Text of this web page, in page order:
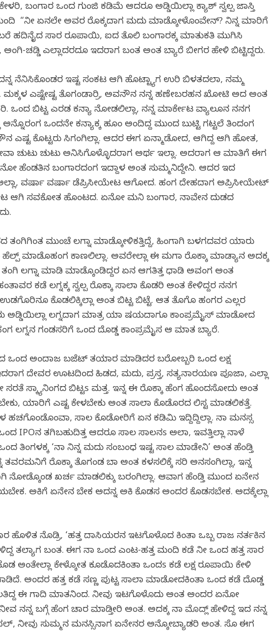
ಬಂಗಾರ ಒಂದ ಗುಂಜಿ ಕಡಿಮೆ ಆದರೂ ಅಡ್ಡಿಯಿಲ್ಲಾ ಕ್ಯಾಶ್ ಸ್ವಲ್ಪ ಜಾಸ್ತಿ
“ನೀ ಏನಲೇ ಅವರ ರೊಕ್ಕದಾಗ ಮದುವಿ ಮಾಡ್ಕೋಳೊಂವೇನ್? ನಿನ್ನ ಮಾರಿಗೆ
ಹದಿನೈದ ಸಾವಿರ ರೂಪಾಯಿ, ಐದ ತೊಲಿ ಬಂಗಾರಕ್ಕ ಮಾತುಕತಿ ಮುಗಿಸಿ
ಚಡ್ಡಿ ಎಲ್ಲಾದರದೂ ಇದರಾಗ ಬಂತ ಅಂತ ಬ್ಯಾರೆ ಬೀಗರ ಹೇಳಿ ಬಿಟ್ಟಿದ್ದರು.
ನೆನಿಸಿಕೊಂಡರ ಇಷ್ಟ ಸಂಕಟ ಆಗಿ ಹೊಟ್ಟ್ಯಾಗ ಉರಿ ಬಿಳತದಲಾ, ನಮ್ಮ
ಮಕ್ಕಳ ಎಷ್ಟೇಷ್ಟ ತೊಗಂಡಾರ್ರಿ, ಅವನೌನ ನನ್ನ ಹಣೇಬರಹನ ಖೋಟಿ ಅದ ಅಂತ
ಒಂದ ಬಿಟ್ಟ ಎರಡ ಕನ್ಯಾ ನೋಡಲಿಲ್ಲಾ, ನನ್ನ ಮಾರ್ಕೇಟ ವ್ಯಾಲೂನ ನನಗ
ಅನ್ನೊರಂಗ ಒಂದನೇ ಕನ್ಯಾಕ್ಕ ಹೂಂ ಅಂದಿದ್ದ ಮುಂದ ಬುಟ್ಟಿ ಗಟ್ಟಲೆ ತಿಂದಂಗ
ಎಷ್ಟ ಕೊಟ್ಟರು ಸಿಗಂಗಿಲ್ಲಾ. ಆದರ ಈಗ ಏನ್ಮಾಡೋದ, ಆಗಿದ್ದ ಆಗಿ ಹೋತ,
ಚುಟು ಚುಟು ಅನಿಸಿಗೊಳ್ಳೊದರಾಗ ಅರ್ಥ ಇಲ್ಲಾ. ಅದರಾಗ ಆ ಮಾತಿಗೆ ಈಗ
ಹೆಂಡತಿನ ಬಂಗಾರದಂಗ ಇದ್ದಾಳ ಅಂತ ಸುಮ್ಮನಿದ್ದೇನಿ. ಆದರ ಇದ
ವರ್ಷಾ ವರ್ಷಾ ಡೆಪ್ರಿಸೀಯೇಟ ಆಗೋದ. ಹಂಗ ದೇಹದಾಗ ಅಪ್ರಿಸೀಯೇಟ್
ಆಗಿ ಸವಕೋತ ಹೊಂಟದ. ಏನೋ ಮನಿ ಬಂಗಾರ, ನಾವೇನ ದುಡದ
ತಂಗಿಗಿಂತ ಮುಂಚೆ ಲಗ್ನಾ ಮಾಡ್ಕೋಳಿಕತ್ತಿದ್ದೆ, ಹಿಂಗಾಗಿ ಬಳಗದವರ ಯಾರು
ಮಾಡೊಹಂಗ ಕಾಣಲಿಲ್ಲಾ. ಅವರೇಲ್ಲಾ ಈ ಮಗಾ ರೊಕ್ಕಾ ಮಾಡ್ಯಾನ ಅದಕ್ಕ
ತಂಗಿ ಲಗ್ನಾ ಮಾಡಿ ಮಾಡ್ಕೊಂಡಿದ್ದರ ಏನ ಆಗತಿತ್ತ ಧಾಡಿ ಅವಂಗ ಅಂತ
ಕಡೆ ಲಗ್ನಕ್ಕ ಸ್ವಲ್ಪ ರೊಕ್ಕಾ ಸಾಲಾ ಕೊಡರಿ ಅಂತ ಕೇಳಿದ್ದರ ನನಗ
ಕೊಡಲಿಕ್ಕಿಲ್ಲಾ ಅಂತ ಬಿಟ್ಟ ಬಿಟ್ಟೆ. ಆತ ತೊಗೊ ಹಂಗರ ಎಲ್ಲರ
ಅಡ್ಡಿಯಿಲ್ಲಾ ಲಗ್ನದಾಗ ಮಾತ್ರ ಯಾ ವಿಷಯದಾಗೂ ಕಾಂಪ್ರಮೈಸ್ ಮಾಡೋದ
ಲಗ್ನನ ಗಂಡಸರಿಗೆ ಒಂದ ದೊಡ್ಡ ಕಾಂಪ್ರಮೈಸ ಆ ಮಾತ ಬ್ಯಾರೆ.
ಒಂದ ಅಂದಾಜ ಬಜೆಟ್ ತಯಾರ ಮಾಡಿದರ ಬರೋಬ್ಬರಿ ಒಂದ ಲಕ್ಷ
ದೇವರ ಊಟದಿಂದ ಹಿಡದ, ಮದುವಿ, ಪ್ರಸ್ತ, ಸತ್ಯನಾರಯಣ ಪೂಜಾ, ಎಲ್ಲಾ
ಸ್ಕ್ಯಾನಿಂಗದ ಬಿಟ್ಟs ಮತ್ತ. ಇನ್ನ ಈ ರೊಕ್ಕಾ ಹೆಂಗ ಹೊಂದಸೋದು ಅಂತ
ಯಾರಿಗೆ ಎಷ್ಟ ಕೇಳಬೇಕು ಅಂತ ಸಾಲಾ ಕೊಡೊರದ ಲಿಸ್ಟ ಮಾಡಲಿಕತ್ತೆ.
ಹಚಗೊಂಡೊಂವಾ, ಸಾಲ ಕೊಡೋರಿಗೆ ಏನ ಕಡಿಮಿ ಇದ್ದಿದ್ದಿಲ್ಲಾ. ನಾ ಮನಸ್ಸ
IPOನ ತಗಿಬಹುದಿತ್ತ ಆದರೂ ಸಾಲ ಸಾಲನs ಅಲಾ, ಇವತ್ತಿಲ್ಲಾ ನಾಳೆ
ತಿಂಗಳಕ್ಕ ‘ನಾ ನಿನ್ನ ಮದುವಿ ಸಂಬಂಧ ಇಷ್ಟ ಸಾಲ ಮಾಡೇನಿ’ ಅಂತ ಹೆಂಡ್ತಿ
ತವರಮನಿಗೆ ರೊಕ್ಕಾ ತೊಗಂಡ ಬಾ ಅಂತ ಕಳಸಲಿಕ್ಕೆ ಸರಿ ಅನಸಂಗಿಲ್ಲಾ, ಇನ್ನ
ನೋಡ್ಕೊಂಡ ಖರ್ಚ ಮಾಡಲಿಕ್ಕು ಬರಂಗಿಲ್ಲಾ. ಆವಾಗ ಹೆಂಡ್ತಿ ಮುಂದ ಏನೇನ
ಅಕಿಗೆ ಏನೇನ ಬೇಕ ಅದನ್ನ ಅಕಿ ಕೊಡಸ ಅಂದರ ಕೊಡಸಬೇಕ. ಅದಕ್ಕೆಲ್ಲಾ
ಹೊಳಿತ ನೊಡ್ರಿ, ‘ಹತ್ತ ದಾಸಿಯರನ ಇಟಗೊಳೊದ ಕಿಂತಾ ಒಬ್ಬ ರಾಜ ನರ್ತಕಿನ
ತಲ್ಯಾಗ ಬಂತ. ಈಗ ನಾ ಒಂದ ಎಂಟ-ಹತ್ತ ಮಂದಿ ಕಡೆ ನೀ ಒಂದ ಹತ್ತ ಸಾವಿರ
ಅಂತೇಲ್ಲಾ ಕೇಳ್ಕೋತ ಕೂಡೊದಕಿಂತಾ ಒಂದs ಕಡೆ ಲಕ್ಷ ರೂಪಾಯಿ ಕೇಳಿ
ಅಂದರ ಹತ್ತ ಕಡೆ ಸಣ್ಣ ಪುಟ್ಟ ಸಾಲಾ ಮಾಡೋದಕಿಂತಾ ಒಂದ ಕಡೆ ದೊಡ್ಡ
ಈ ಗಾದಿ ಮಾತನಿಂದ. ನೀವು ಇಟಗೊಳೊದು ಅಂತ ಅಂದರ ಏನೋ
ನನ್ನ ಬಗ್ಗೆ ಹೆಂಗ ವಿಚಾರ ಮಾಡ್ತೀರಿ ಅಂತ. ಅದಕ್ಕ ನಾ ಮೊದ್ಲ್ ಹೇಳಿದ್ದ ಇದ ನನ್ನ
ನೀವು ಸುಮ್ಮನ ಮನಸ್ಸಿನಾಗ ಏನೇನರ ಅನ್ಕೋಬ್ಯಾಡರಿ ಅಂತ. ಸೊ ಈಗ